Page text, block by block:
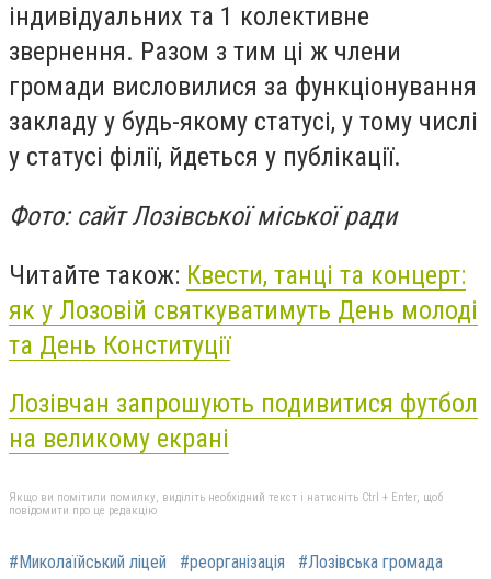
індивідуальних та 1 колективне
звернення. Разом з тим ці ж члени
громади висловилися за функціонування
закладу у будь-якому статусі, у тому числі
у статусі філії, йдеться у публікації.
Фото: сайт Лозівської міської ради
Читайте також: Квести, танці та концерт:
як у Лозовій святкуватимуть День молоді
та День Конституції
Лозівчан запрошують подивитися футбол
на великому екрані
Якщо ви помітили помилку, виділіть необхідний текст і натисніть Ctrl + Enter, щоб
повідомити про це редакцію
#Миколаїйський ліцей #реорганізація #Лозівська громада